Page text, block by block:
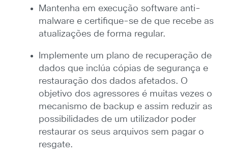
Mantenha em execução software anti-
malware e certifique-se de que recebe as
atualizações de forma regular.
Implemente um plano de recuperação de
dados que inclúa cópias de segurança e
restauração dos dados afetados. O
objetivo dos agressores é muitas vezes o
mecanismo de backup e assim reduzir as
possibilidades de um utilizador poder
restaurar os seus arquivos sem pagar o
resgate.